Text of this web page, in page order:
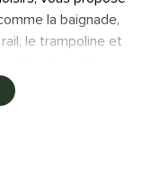
la baignade,
le trampoline et